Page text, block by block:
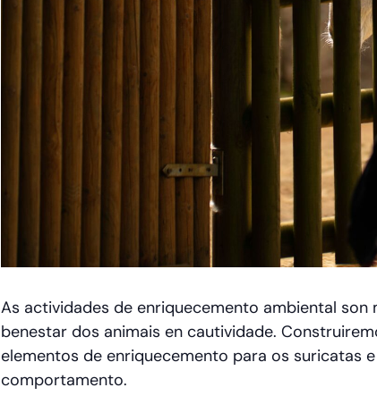
As actividades de enriquecemento ambiental
benestar dos animais en cautividade.
elementos de enriquecemento para os suricatas
comportamento.